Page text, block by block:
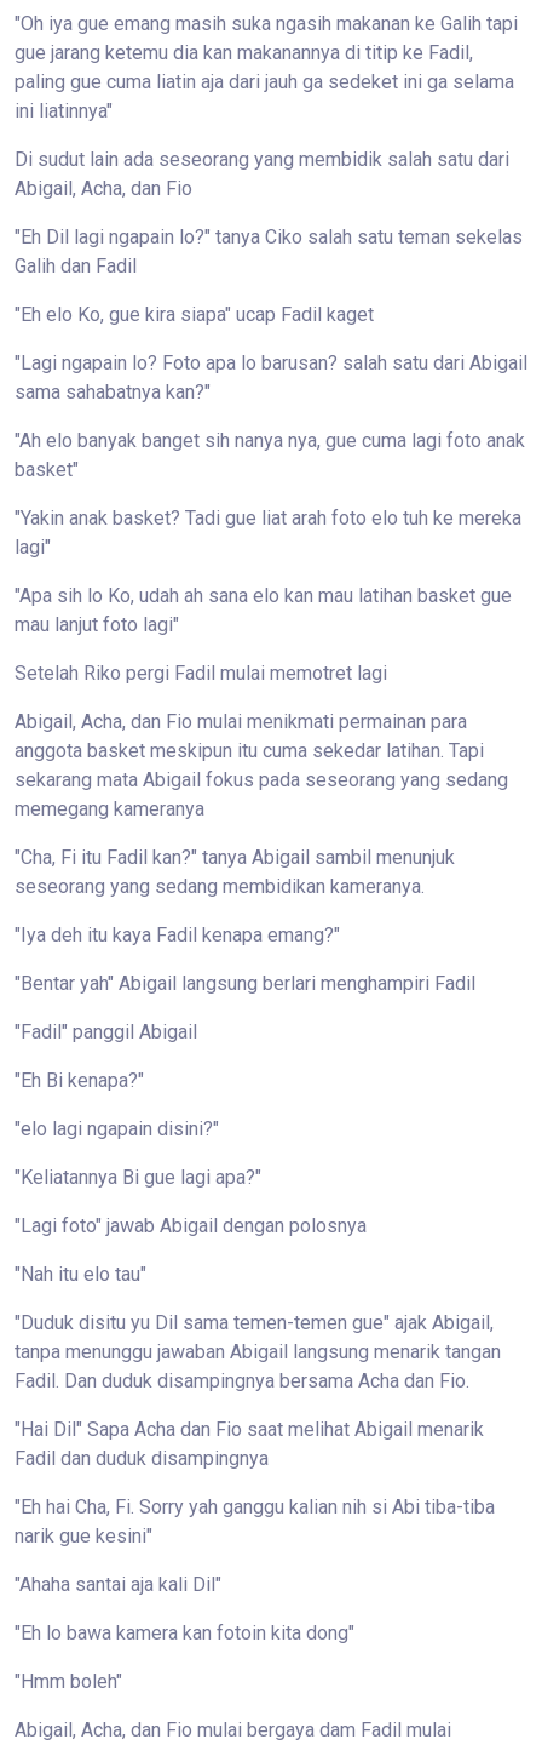
"Oh iya gue emang masih suka ngasih makanan ke Galih tapi
gue jarang ketemu dia kan makanannya di titip ke Fadil,
paling gue cuma liatin aja dari jauh ga sedeket ini ga selama
ini liatinnya"
Di sudut lain ada seseorang yang membidik salah satu dari
Abigail, Acha, dan Fio
"Eh Dil lagi ngapain lo?" tanya Ciko salah satu teman sekelas
Galih dan Fadil
"Eh elo Ko, gue kira siapa" ucap Fadil kaget
"Lagi ngapain lo? Foto apa lo barusan? salah satu dari Abigail
sama sahabatnya kan?"
"Ah elo banyak banget sih nanya nya, gue cuma lagi foto anak
basket"
"Yakin anak basket? Tadi gue liat arah foto elo tuh ke mereka
lagi"
"Apa sih lo Ko, udah ah sana elo kan mau latihan basket gue
mau lanjut foto lagi"
Setelah Riko pergi Fadil mulai memotret lagi
Abigail, Acha, dan Fio mulai menikmati permainan para
anggota basket meskipun itu cuma sekedar latihan. Tapi
sekarang mata Abigail fokus pada seseorang yang sedang
memegang kameranya
"Cha, Fi itu Fadil kan?" tanya Abigail sambil menunjuk
seseorang yang sedang membidikan kameranya.
"Iya deh itu kaya Fadil kenapa emang?"
"Bentar yah" Abigail langsung berlari menghampiri Fadil
"Fadil" panggil Abigail
"Eh Bi kenapa?"
"elo lagi ngapain disini?"
"Keliatannya Bi gue lagi apa?"
"Lagi foto" jawab Abigail dengan polosnya
"Nah itu elo tau"
"Duduk disitu yu Dil sama temen-temen gue" ajak Abigail,
tanpa menunggu jawaban Abigail langsung menarik tangan
Fadil. Dan duduk disampingnya bersama Acha dan Fio.
"Hai Dil" Sapa Acha dan Fio saat melihat Abigail menarik
Fadil dan duduk disampingnya
"Eh hai Cha, Fi. Sorry yah ganggu kalian nih si Abi tiba-tiba
narik gue kesini"
"Ahaha santai aja kali Dil"
"Eh lo bawa kamera kan fotoin kita dong"
"Hmm boleh"
Abigail, Acha, dan Fio mulai bergaya dam Fadil mulai